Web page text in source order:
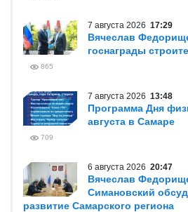
7 августа 2026 17:29
Вячеслав
госнаграды
865
7 августа 2026 13:48
Программа Дня
августа в Самаре
709
6 августа 2026 20:47
Вячеслав
Симановский
развитие Самарского региона